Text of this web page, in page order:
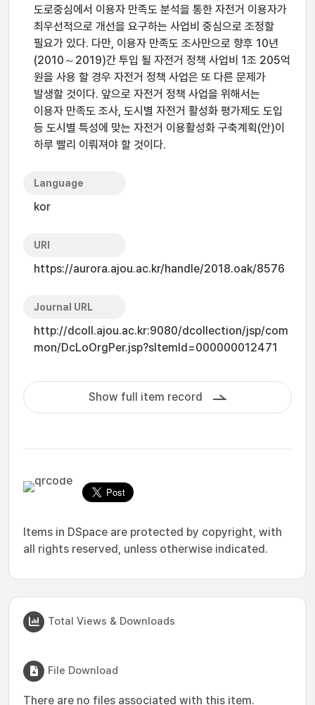
도로중심에서 이용자 만족도 분석을 통한 자전거 이용자가
최우선적으로 개선을 요구하는 사업비 중심으로 조정할
필요가 있다. 다만, 이용자 만족도 조사만으로 향후 10년
(2010～2019)간 투입 될 자전거 정책 사업비 1조 205억
원을 사용 할 경우 자전거 정책 사업은 또 다른 문제가
발생할 것이다. 앞으로 자전거 정책 사업을 위해서는
이용자 만족도 조사, 도시별 자전거 활성화 평가제도 도입
등 도시별 특성에 맞는 자전거 이용활성화 구축계획(안)이
하루 빨리 이뤄져야 할 것이다.
Language
kor
URI
https://aurora.ajou.ac.kr/handle/2018.oak/8576
Journal URL
http://dcoll.ajou.ac.kr:9080/dcollection/jsp/com
mon/DcLoOrgPer.jsp?sItemId=000000012471
Show full item record
Items in DSpace are protected by copyright, with
all rights reserved, unless otherwise indicated.
Total Views & Downloads
File Download
There are no files associated with this item.